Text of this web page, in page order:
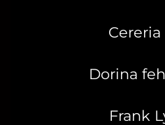
Dorina
Frank